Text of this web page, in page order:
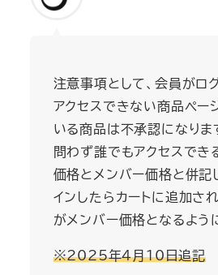
注意事項として、会員がロ
アクセスできない商品ペー
いる商品は不承認になりま
問わず誰でもアクセスでき
価格とメンバー価格と併記
インしたらカートに追加さ
がメンバー価格となるよう
※2025年4月10日追記